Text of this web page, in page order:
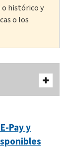
o histórico y
o los
Pay y